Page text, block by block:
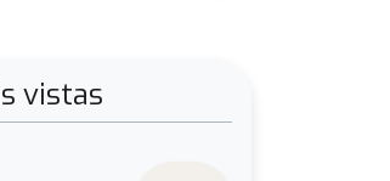
vistas